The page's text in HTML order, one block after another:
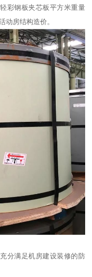
彩钢板夹芯板平方米重量
动房结构造价。
分满足机房建设装修的防